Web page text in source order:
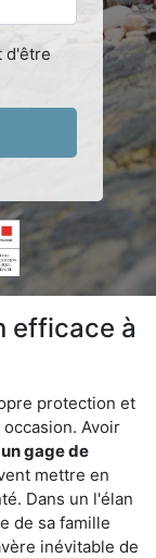
d'être
efficace à
protection et
Avoir
gage de
mettre en
Dans un l'élan
de sa famille
inévitable de